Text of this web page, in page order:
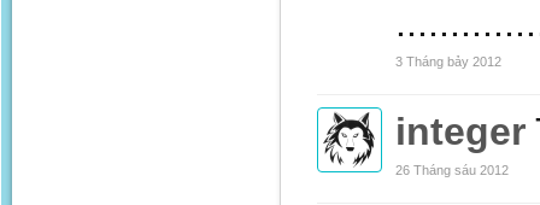
3 Tháng bảy 2012
integer
26 Tháng sáu 2012